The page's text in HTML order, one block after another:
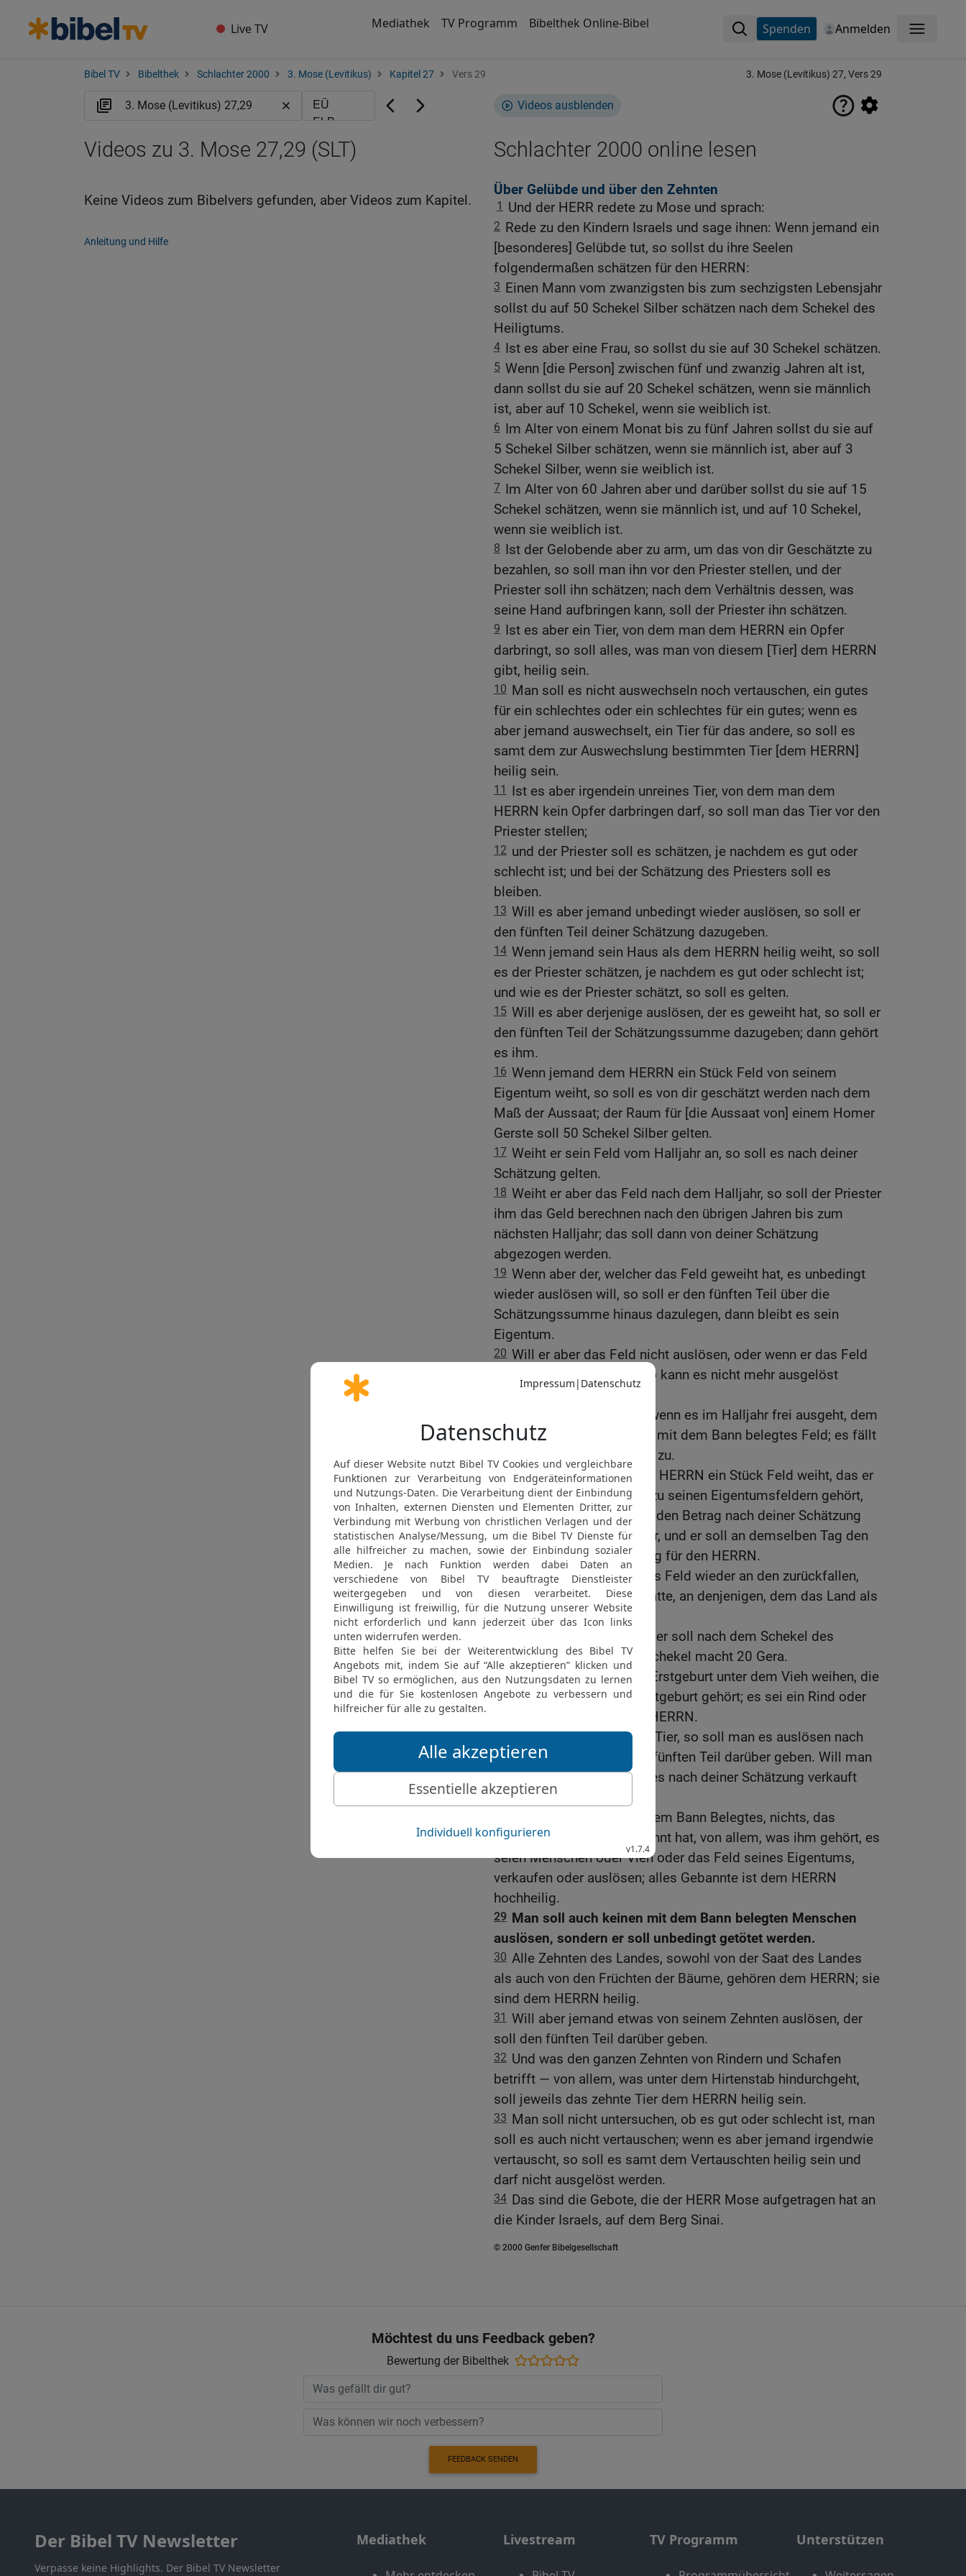
Live TV Mediathek TV Programm Bibelthek Online-Bibel Spenden Anmelden Menü
Bibel TV Bibelthek Schlachter 2000 3. Mose (Levitikus) Kapitel 27 Vers 29 3. Mose (Levitikus) 27, Vers 29
Videos ausblenden
Schlachter 2000 online lesen
Über Gelübde und über den Zehnten
1 Und der HERR redete zu Mose und sprach:
2 Rede zu den Kindern Israels und sage ihnen: Wenn jemand ein
[besonderes] Gelübde tut, so sollst du ihre Seelen
folgendermaßen schätzen für den HERRN:
3 Einen Mann vom zwanzigsten bis zum sechzigsten Lebensjahr
sollst du auf 50 Schekel Silber schätzen nach dem Schekel des
Heiligtums.
4 Ist es aber eine Frau, so sollst du sie auf 30 Schekel schätzen.
5 Wenn [die Person] zwischen fünf und zwanzig Jahren alt ist,
dann sollst du sie auf 20 Schekel schätzen, wenn sie männlich
ist, aber auf 10 Schekel, wenn sie weiblich ist.
6 Im Alter von einem Monat bis zu fünf Jahren sollst du sie auf
5 Schekel Silber schätzen, wenn sie männlich ist, aber auf 3
Schekel Silber, wenn sie weiblich ist.
7 Im Alter von 60 Jahren aber und darüber sollst du sie auf 15
Schekel schätzen, wenn sie männlich ist, und auf 10 Schekel,
wenn sie weiblich ist.
8 Ist der Gelobende aber zu arm, um das von dir Geschätzte zu
bezahlen, so soll man ihn vor den Priester stellen, und der
Priester soll ihn schätzen; nach dem Verhältnis dessen, was
seine Hand aufbringen kann, soll der Priester ihn schätzen.
9 Ist es aber ein Tier, von dem man dem HERRN ein Opfer
darbringt, so soll alles, was man von diesem [Tier] dem HERRN
gibt, heilig sein.
10 Man soll es nicht auswechseln noch vertauschen, ein gutes
für ein schlechtes oder ein schlechtes für ein gutes; wenn es
aber jemand auswechselt, ein Tier für das andere, so soll es
samt dem zur Auswechslung bestimmten Tier [dem HERRN]
heilig sein.
11
Ist es aber irgendein unreines Tier, von dem man dem
HERRN kein Opfer darbringen darf, so soll man das Tier vor den
Priester stellen;
12 und der Priester soll es schätzen, je nachdem es gut oder
schlecht ist; und bei der Schätzung des Priesters soll es
bleiben.
13 Will es aber jemand unbedingt wieder auslösen, so soll er
den fünften Teil deiner Schätzung dazugeben.
14 Wenn jemand sein Haus als dem HERRN heilig weiht, so soll
es der Priester schätzen, je nachdem es gut oder schlecht ist;
und wie es der Priester schätzt, so soll es gelten.
15 Will es aber derjenige auslösen, der es geweiht hat, so soll er
den fünften Teil der Schätzungssumme dazugeben; dann gehört
es ihm.
16 Wenn jemand dem HERRN ein Stück Feld von seinem
Eigentum weiht, so soll es von dir geschätzt werden nach dem
Maß der Aussaat; der Raum für [die Aussaat von] einem Homer
Gerste soll 50 Schekel Silber gelten.
17 Weiht er sein Feld vom Halljahr an, so soll es nach deiner
Schätzung gelten.
18 Weiht er aber das Feld nach dem Halljahr, so soll der Priester
ihm das Geld berechnen nach den übrigen Jahren bis zum
nächsten Halljahr; das soll dann von deiner Schätzung
abgezogen werden.
19 Wenn aber der, welcher das Feld geweiht hat, es unbedingt
wieder auslösen will, so soll er den fünften Teil über die
Schätzungssumme hinaus dazulegen, dann bleibt es sein
Eigentum.
20 Will er aber das Feld nicht auslösen, oder wenn er das Feld
einem anderen verkauft, so kann es nicht mehr ausgelöst
werden;
sondern das Feld soll, wenn es im Halljahr frei ausgeht, dem
HERRN heilig sein, wie ein mit dem Bann belegtes Feld; es fällt
dem Priester als Eigentum zu.
22
Wenn aber jemand dem HERRN ein Stück Feld weiht, das er
gekauft hat und das nicht zu seinen Eigentumsfeldern gehört,
23 so soll ihm der Priester den Betrag nach deiner Schätzung
berechnen bis zum Halljahr, und er soll an demselben Tag den
Schätzwert geben, als heilig für den HERRN.
24 Aber im Halljahr soll das Feld wieder an den zurückfallen,
von dem er es erworben hatte, an denjenigen, dem das Land als
sein Eigentum gehörte.
Alle deine Schätzung aber soll nach dem Schekel des
Heiligtums erfolgen. Ein Schekel macht 20 Gera.
26 Doch soll niemand die Erstgeburt unter dem Vieh weihen, die
dem HERRN schon als Erstgeburt gehört; es sei ein Rind oder
ein Schaf: Es gehört dem HERRN.
27 Ist es aber ein unreines Tier, so soll man es auslösen nach
deiner Schätzung und den fünften Teil darüber geben. Will man
es nicht auslösen, so soll es nach deiner Schätzung verkauft
werden.
Nur soll man kein mit dem Bann Belegtes, nichts, das
jemand dem HERRN gebannt hat, von allem, was ihm gehört, es
seien Menschen oder Vieh oder das Feld seines Eigentums,
verkaufen oder auslösen; alles Gebannte ist dem HERRN
hochheilig.
29 Man soll auch keinen mit dem Bann belegten Menschen
auslösen, sondern er soll unbedingt getötet werden.
30 Alle Zehnten des Landes, sowohl von der Saat des Landes
als auch von den Früchten der Bäume, gehören dem HERRN; sie
sind dem HERRN heilig.
31 Will aber jemand etwas von seinem Zehnten auslösen, der
soll den fünften Teil darüber geben.
32 Und was den ganzen Zehnten von Rindern und Schafen
betrifft — von allem, was unter dem Hirtenstab hindurchgeht,
soll jeweils das zehnte Tier dem HERRN heilig sein.
33 Man soll nicht untersuchen, ob es gut oder schlecht ist, man
soll es auch nicht vertauschen; wenn es aber jemand irgendwie
vertauscht, so soll es samt dem Vertauschten heilig sein und
darf nicht ausgelöst werden.
34 Das sind die Gebote, die der HERR Mose aufgetragen hat an
die Kinder Israels, auf dem Berg Sinai.
© 2000 Genfer Bibelgesellschaft
Videos zu 3. Mose 27,29 (SLT)
Keine Videos zum Bibelvers gefunden, aber Videos zum Kapitel.
Anleitung und Hilfe
Möchtest du uns Feedback geben?
Bewertung der Bibelthek
FEEDBACK SENDEN
Der Bibel TV Newsletter
Verpasse keine Highlights. Der Bibel TV Newsletter
Mediathek Livestream TV Programm Unterstützen